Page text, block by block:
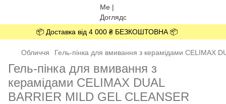
📦 Доставка від 4 000 ₴ БЕЗКОШТОВНА 📦
Обличчя Гель-пінка для вмивання з керамідами CELIMAX
Гель-пінка для вмивання з
керамідами CELIMAX DUAL
BARRIER MILD GEL CLEANSER